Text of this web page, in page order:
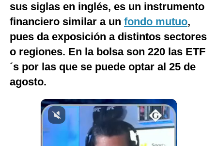
España
Internacional
Tecnología
Club del Suscriptor
Mix
G de Gestión
Notas Contratadas
sus siglas en inglés, es un instrumento
financiero similar a un fondo mutuo,
pues da exposición a distintos sectores
o regiones. En la bolsa son 220 las ETF
´s por las que se puede optar al 25 de
agosto.